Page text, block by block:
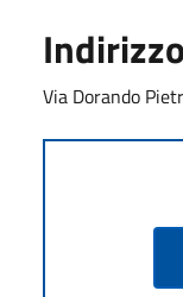
Indirizzo
Via Dorando